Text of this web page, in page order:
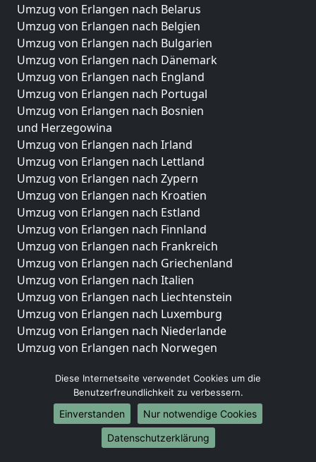
Umzug von Erlangen nach Belarus
Umzug von Erlangen nach Belgien
Umzug von Erlangen nach Bulgarien
Umzug von Erlangen nach Dänemark
Umzug von Erlangen nach England
Umzug von Erlangen nach Portugal
Umzug von Erlangen nach Bosnien
und Herzegowina
Umzug von Erlangen nach Irland
Umzug von Erlangen nach Lettland
Umzug von Erlangen nach Zypern
Umzug von Erlangen nach Kroatien
Umzug von Erlangen nach Estland
Umzug von Erlangen nach Finnland
Umzug von Erlangen nach Frankreich
Umzug von Erlangen nach Griechenland
Umzug von Erlangen nach Italien
Umzug von Erlangen nach Liechtenstein
Umzug von Erlangen nach Luxemburg
Umzug von Erlangen nach Niederlande
Umzug von Erlangen nach Norwegen
Umzüge-Deutschlandweit
Umzug von Erlangen nach Berlin
Umzug von Erlangen nach Hamburg
Umzug von Erlangen nach München
Umzug von Erlangen nach Köln
Diese Internetseite verwendet Cookies um die
Benutzerfreundlichkeit zu verbessern.
Einverstanden
Nur notwendige Cookies
Datenschutzerklärung